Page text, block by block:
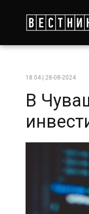
18:04 | 28-08-2024
В